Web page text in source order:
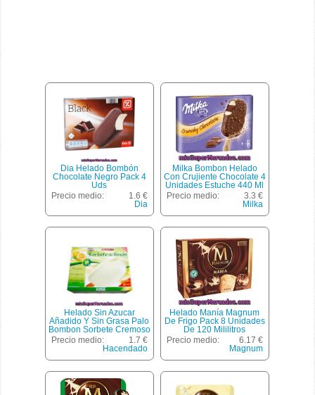
Dia Helado Bombón
Chocolate Negro Pack 4
Uds
Precio medio:
1.6 €
Dia
Milka Bombon Helado
Con Crujiente Chocolate 4
Unidades Estuche 440 Ml
Precio medio:
3.3 €
Milka
Helado Sin Azucar
Añadido Y Sin Grasa Palo
Bombon Sorbete Cremoso
Limon, Hacendado, Caja
4 U -400 Cc
Precio medio:
1.7 €
Hacendado
Helado Manía Magnum
De Frigo Pack 8 Unidades
De 120 Mililitros
Precio medio:
6.17 €
Magnum